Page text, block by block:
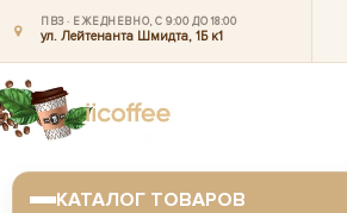
ПВЗ · ЕЖЕДНЕВНО, С 9:00 ДО 18:00
ул. Лейтенанта Шмидта, 1Б к1
КАТАЛОГ ТОВАРОВ